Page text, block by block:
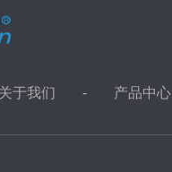
关于我们 产品中心